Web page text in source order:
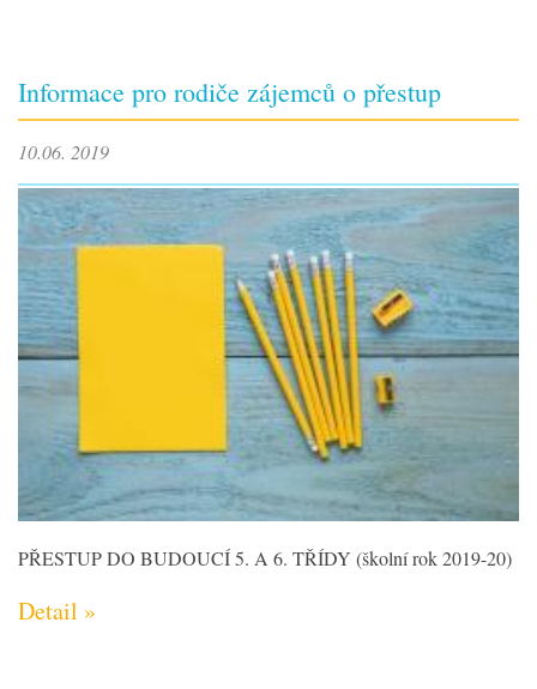
Informace pro rodiče zájemců o přestup
10.06. 2019
PŘESTUP DO BUDOUCÍ 5. A 6. TŘÍDY (školní rok 2019-20)
Detail »